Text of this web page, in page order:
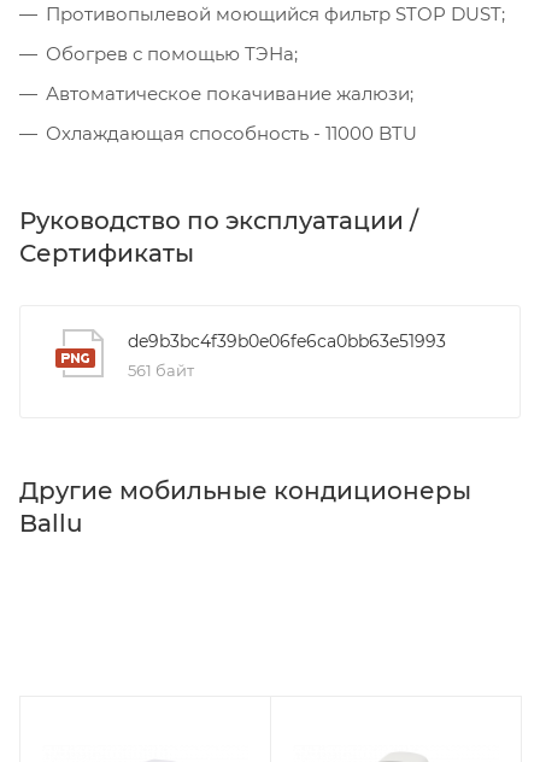
Противопылевой моющийся фильтр STOP DUST;
Обогрев с помощью ТЭНа;
Автоматическое покачивание жалюзи;
Охлаждающая способность - 11000 BTU
Руководство по эксплуатации /
Сертификаты
de9b3bc4f39b0e06fe6ca0bb63e51993
561 байт
Другие мобильные кондиционеры
Ballu